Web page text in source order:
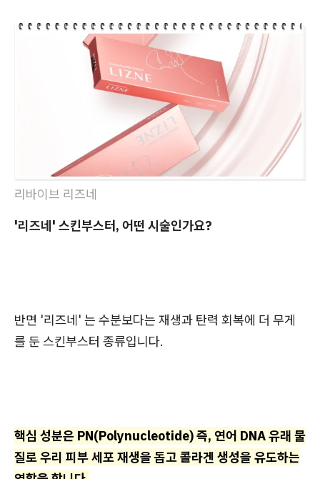
리바이브 리즈네
'리즈네' 스킨부스터, 어떤 시술인가요?
반면 '리즈네' 는 수분보다는 재생과 탄력 회복에 더 무게
를 둔 스킨부스터 종류입니다.
핵심 성분은 PN(Polynucleotide) 즉, 연어 DNA 유래 물
질로 우리 피부 세포 재생을 돕고 콜라겐 생성을 유도하는